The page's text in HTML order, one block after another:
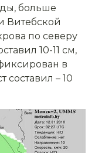
больше
Витебской
по северу
10-11 см,
в
составил – 10